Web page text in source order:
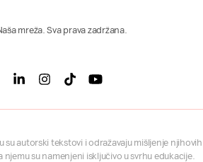
mreža. Sva prava zadržana.
LinkedinInstagram
TiktokYoutube
su autorski tekstovi i odražavaju mišljenje njihovih
njemu su namenjeni isključivo u svrhu edukacije.